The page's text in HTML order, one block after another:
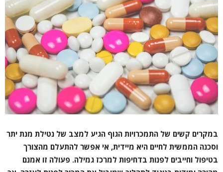
במקרים קשים של התמכרויות הגוף הגיע למצב של נטילת מנת יתר
וסכנה הממשית לחיים היא מיידית, אי אפשר להתעלם מהצורך
בטיפול וחייבים לפנות בדחיפות למרכז גמילה. פעולה זו אמנם